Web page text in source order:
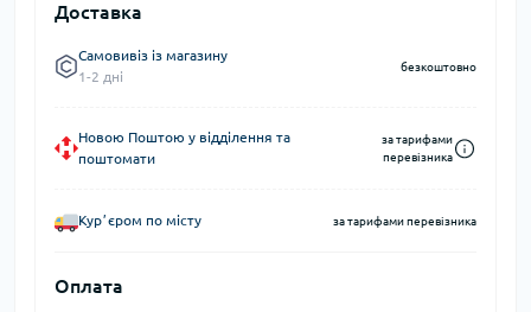
Доставка
Самовивіз із магазину
1-2 дні
безкоштовно
Новою Поштою у відділення та
поштомати
за тарифами
перевізника
Курʼєром по місту за тарифами перевізника
Оплата